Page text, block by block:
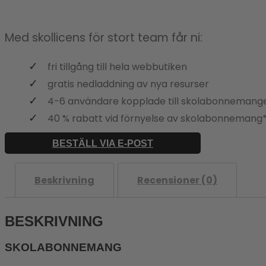
Med skollicens för stort team får ni:
fri tillgång till hela webbutiken
gratis nedladdning av nya resurser
4-6 användare kopplade till
40 % rabatt vid förnyelse av
BESTÄLL VIA E-POST
Beskrivning Recensioner (0)
BESKRIVNING
SKOLABONNEMANG